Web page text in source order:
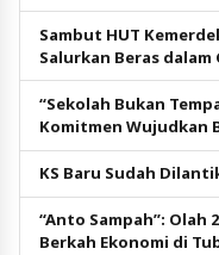
Sambut HUT
Salurkan Beras
“Sekolah Bukan
Komitmen Wujudkan
KS Baru Sudah
“Anto Sampah”: Olah
Berkah Ekonomi di